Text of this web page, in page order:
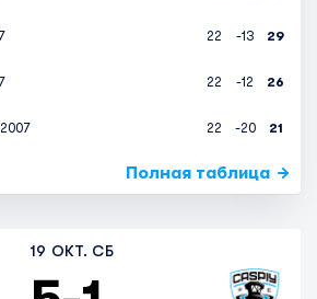
22 -13 29
22 -12 26
22 -20 21
Полная таблица
19 ОКТ. СБ